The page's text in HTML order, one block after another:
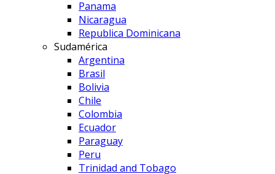
Panama
Nicaragua
Republica Dominicana
Sudamérica
Argentina
Brasil
Bolivia
Chile
Colombia
Ecuador
Paraguay
Peru
Trinidad and Tobago